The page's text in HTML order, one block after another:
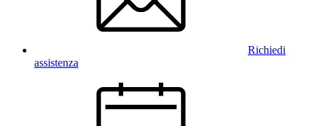
Richiedi
assistenza